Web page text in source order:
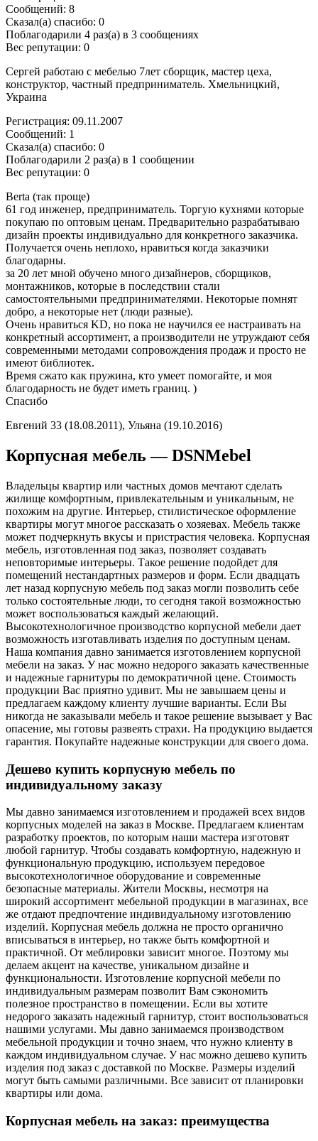
Сообщений: 8
Сказал(а) спасибо: 0
Поблагодарили 4 раз(а) в 3 сообщениях
Вес репутации: 0
Сергей работаю с мебелью 7лет сборщик, мастер цеха,
конструктор, частный предприниматель. Хмельницкий,
Украина
Регистрация: 09.11.2007
Сообщений: 1
Сказал(а) спасибо: 0
Поблагодарили 2 раз(а) в 1 сообщении
Вес репутации: 0
Berta (так проще)
61 год инженер, предприниматель. Торгую кухнями которые
покупаю по оптовым ценам. Предварительно разрабатываю
дизайн проекты индивидуально для конкретного заказчика.
Получается очень неплохо, нравиться когда заказчики
благодарны.
за 20 лет мной обучено много дизайнеров, сборщиков,
монтажников, которые в последствии стали
самостоятельными предпринимателями. Некоторые помнят
добро, а некоторые нет (люди разные).
Очень нравиться KD, но пока не научился ее настраивать на
конкретный ассортимент, а производители не утруждают себя
современными методами сопровождения продаж и просто не
имеют библиотек.
Время сжато как пружина, кто умеет помогайте, и моя
благодарность не будет иметь границ. )
Спасибо
Евгений 33 (18.08.2011), Ульяна (19.10.2016)
Корпусная мебель — DSNMebel
Владельцы квартир или частных домов мечтают сделать
жилище комфортным, привлекательным и уникальным, не
похожим на другие. Интерьер, стилистическое оформление
квартиры могут многое рассказать о хозяевах. Мебель также
может подчеркнуть вкусы и пристрастия человека. Корпусная
мебель, изготовленная под заказ, позволяет создавать
неповторимые интерьеры. Такое решение подойдет для
помещений нестандартных размеров и форм. Если двадцать
лет назад корпусную мебель под заказ могли позволить себе
только состоятельные люди, то сегодня такой возможностью
может воспользоваться каждый желающий.
Высокотехнологичное производство корпусной мебели дает
возможность изготавливать изделия по доступным ценам.
Наша компания давно занимается изготовлением корпусной
мебели на заказ. У нас можно недорого заказать качественные
и надежные гарнитуры по демократичной цене. Стоимость
продукции Вас приятно удивит. Мы не завышаем цены и
предлагаем каждому клиенту лучшие варианты. Если Вы
никогда не заказывали мебель и такое решение вызывает у Вас
опасение, мы готовы развеять страхи. На продукцию выдается
гарантия. Покупайте надежные конструкции для своего дома.
Дешево купить корпусную мебель по
индивидуальному заказу
Мы давно занимаемся изготовлением и продажей всех видов
корпусных моделей на заказ в Москве. Предлагаем клиентам
разработку проектов, по которым наши мастера изготовят
любой гарнитур. Чтобы создавать комфортную, надежную и
функциональную продукцию, используем передовое
высокотехнологичное оборудование и современные
безопасные материалы. Жители Москвы, несмотря на
широкий ассортимент мебельной продукции в магазинах, все
же отдают предпочтение индивидуальному изготовлению
изделий. Корпусная мебель должна не просто органично
вписываться в интерьер, но также быть комфортной и
практичной. От меблировки зависит многое. Поэтому мы
делаем акцент на качестве, уникальном дизайне и
функциональности. Изготовление корпусной мебели по
индивидуальным размерам позволит Вам сэкономить
полезное пространство в помещении. Если вы хотите
недорого заказать надежный гарнитур, стоит воспользоваться
нашими услугами. Мы давно занимаемся производством
мебельной продукции и точно знаем, что нужно клиенту в
каждом индивидуальном случае. У нас можно дешево купить
изделия под заказ с доставкой по Москве. Размеры изделий
могут быть самыми различными. Все зависит от планировки
квартиры или дома.
Корпусная мебель на заказ: преимущества